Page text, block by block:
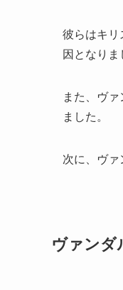
彼らはキリ
因となりま
また、ヴ
ました。
次に、ヴァ
ヴァンダ